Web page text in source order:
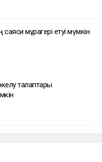
заңсыз өндірген тағы
ұсталды
Бурабай жас
айналды